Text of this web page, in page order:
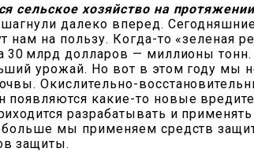
сельское хозяйство на
шагнули далеко вперед.
нам на пользу. Когда-то «зеленая
30 млрд долларов — миллионы
урожай. Но вот в этом году мы
Окислительно-
появляются какие-то новые
разрабатывать и
мы применяем средств
защиты.